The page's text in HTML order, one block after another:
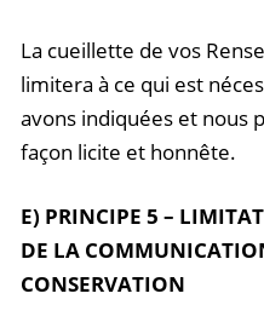
La cueillette de vos
limitera à ce qui est
avons indiquées et nous
façon licite et honnête.
E) PRINCIPE 5 –
DE LA
CONSERVATION